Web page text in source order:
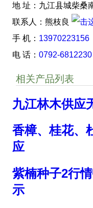
地 址：九江县城柴桑
联系人：熊枝良
手 机： 13970223156
电 话： 0792-6812230
相关产品列表
九江林木供
香樟、桂花、
应
紫楠种子2行
示